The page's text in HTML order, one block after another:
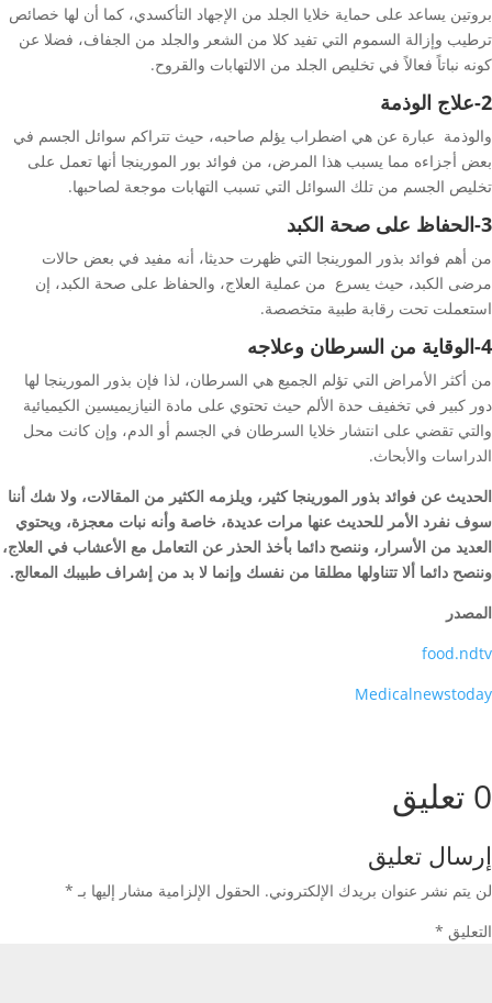
بروتين يساعد على حماية خلايا الجلد من الإجهاد التأكسدي، كما أن لها خصائص
ترطيب وإزالة السموم التي تفيد كلا من الشعر والجلد من الجفاف، فضلا عن
كونه نباتاً فعالاً في تخليص الجلد من الالتهابات والقروح.
2-علاج الوذمة
والوذمة عبارة عن هي اضطراب يؤلم صاحبه، حيث تتراكم سوائل الجسم في
بعض أجزاءه مما يسبب هذا المرض، من فوائد بور المورينجا أنها تعمل على
تخليص الجسم من تلك السوائل التي تسبب التهابات موجعة لصاحبها.
3-الحفاظ على صحة الكبد
من أهم فوائد بذور المورينجا التي ظهرت حديثا، أنه مفيد في بعض حالات
مرضى الكبد، حيث يسرع من عملية العلاج، والحفاظ على صحة الكبد، إن
استعملت تحت رقابة طبية متخصصة.
4-الوقاية من السرطان وعلاجه
من أكثر الأمراض التي تؤلم الجميع هي السرطان، لذا فإن بذور المورينجا لها
دور كبير في تخفيف حدة الألم حيث تحتوي على مادة النيازيميسين الكيميائية
والتي تقضي على انتشار خلايا السرطان في الجسم أو الدم، وإن كانت محل
الدراسات والأبحاث.
الحديث عن فوائد بذور المورينجا كثير، ويلزمه الكثير من المقالات، ولا شك أننا
سوف نفرد الأمر للحديث عنها مرات عديدة، خاصة وأنه نبات معجزة، ويحتوي
العديد من الأسرار، وننصح دائما بأخذ الحذر عن التعامل مع الأعشاب في العلاج،
وننصح دائما ألا تتناولها مطلقا من نفسك وإنما لا بد من إشراف طبيبك المعالج.
المصدر
food.ndtv
Medicalnewstoday
0 تعليق
إرسال تعليق
لن يتم نشر عنوان بريدك الإلكتروني. الحقول الإلزامية مشار إليها بـ *
التعليق *